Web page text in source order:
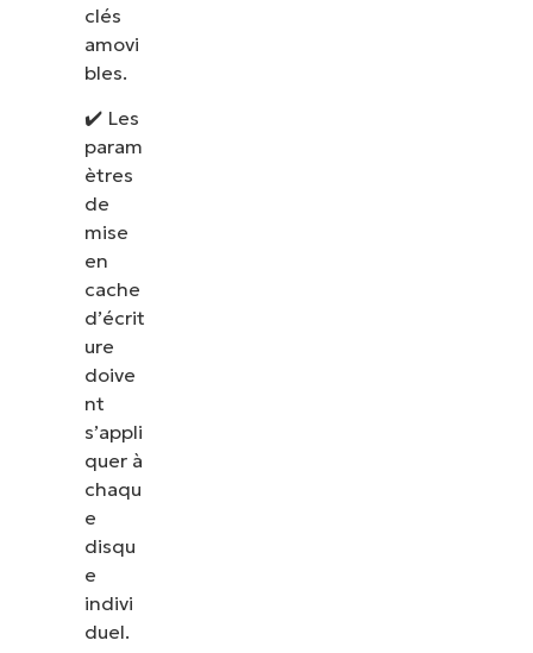
clés
amovi
bles.
✔️ Les
param
ètres
de
mise
en
cache
d’écrit
ure
doive
nt
s’appli
quer à
chaqu
e
disqu
e
indivi
duel.